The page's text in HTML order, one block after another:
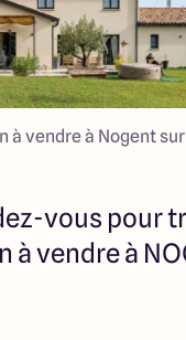
à vendre à Nogent
vous pour
vendre à